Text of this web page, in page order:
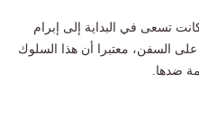
تسعى في البداية إلى إبرام
السفن، معتبرا أن هذا السلوك
ضدها.